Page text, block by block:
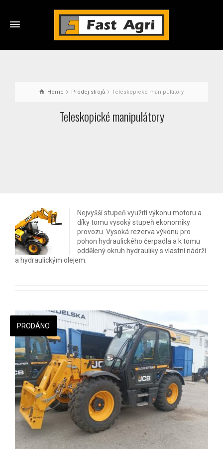
Home Prodej strojů Teleskopické manipulátory
Teleskopické manipulátory
Nejvyšší stupeň využití výkonu motoru a
díky tomu vysoký stupeň ekonomiky
provozu. Vysoká rezerva výkonu pro
pohon hydraulického čerpadla a k tomu
oddělený okruh hydrauliky s vlastní nádrží
a hydraulickým olejem.
PRODÁNO